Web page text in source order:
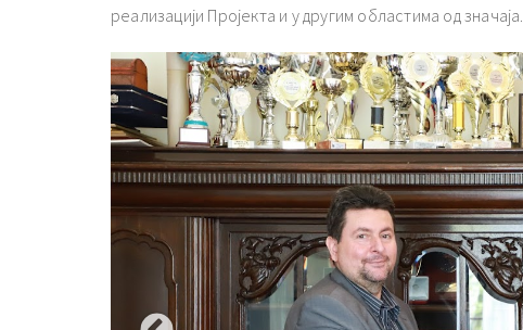
реализацији Пројекта и у другим областима од значаја.